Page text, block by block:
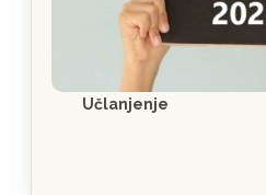
Učlanjenje